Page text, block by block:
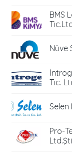
BMS
Nüve
Tic.
Selen
Pro-